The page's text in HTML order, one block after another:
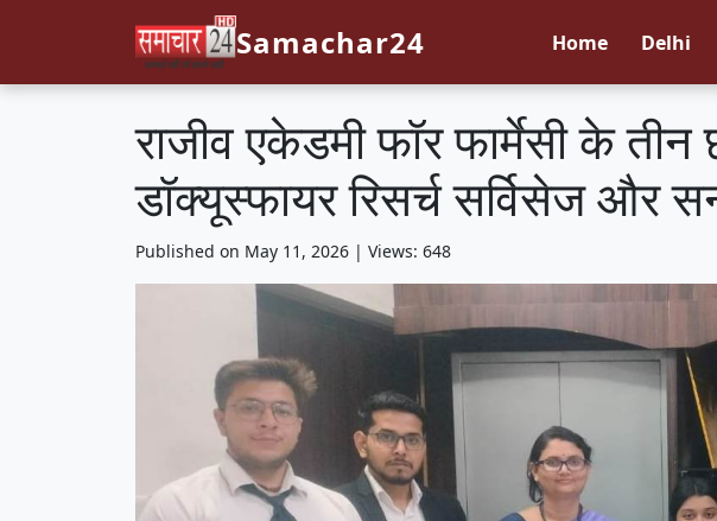
Samachar24 Home Delhi
राजीव एकेडमी फॉर फार्मेसी के
डॉक्यूस्फायर रिसर्च सर्विसेज और
Published on May 11, 2026 | Views: 648